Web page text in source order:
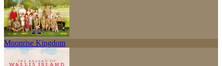
Moonrise Kingdom